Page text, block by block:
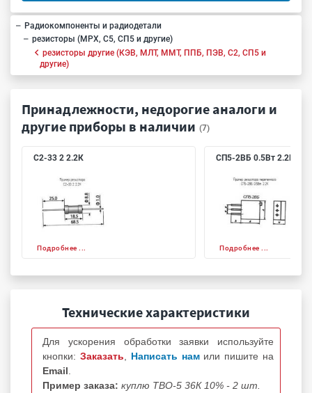
Радиокомпоненты и радиодетали
резисторы (МРХ, С5, СП5 и другие)
резисторы другие (КЭВ, МЛТ, ММТ, ППБ, ПЭВ, С2, СП5 и
другие)
Принадлежности, недорогие аналоги и
другие приборы в наличии (7)
С2-33 2 2.2К
Подробнее ...
СП5-2ВБ 0.5Вт 2.2К
Подробнее ...
Технические характеристики
Для ускорения обработки заявки используйте
кнопки: Заказать Написать нам или пишите на
Email
Пример заказа: куплю ТВО-5 36К 10% - 2 шт.